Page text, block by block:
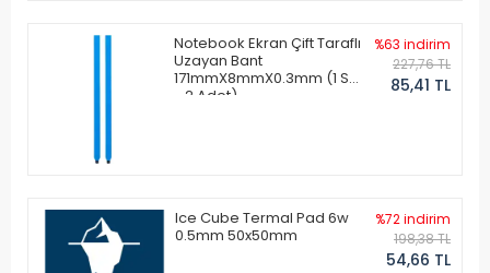
Notebook Ekran Çift Taraflı
Uzayan Bant
171mmX8mmX0.3mm (1 Set
- 2 Adet)
%63 indirim
227,76 TL
85,41 TL
Ice Cube Termal Pad 6w
0.5mm 50x50mm
%72 indirim
198,38 TL
54,66 TL